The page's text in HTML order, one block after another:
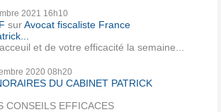
2021 16h10
surAvocat fiscaliste France
et de votre efficacité la semaine...
2020 08h20
DU CABINET PATRICK
CONSEILS EFFICACES